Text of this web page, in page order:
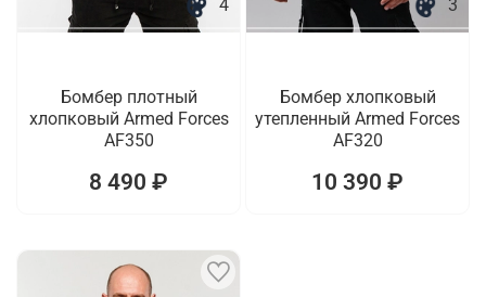
4
Бомбер плотный
хлопковый Armed Forces
AF350
8 490 ₽
3
Бомбер хлопковый
утепленный Armed Forces
AF320
10 390 ₽